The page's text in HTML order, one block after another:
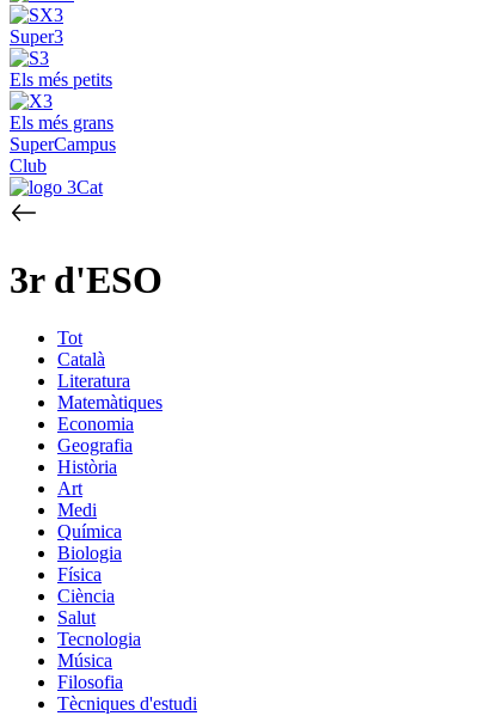
Super3
Els més petits
Els més grans
SuperCampus
Club
3r d'ESO
Tot
Català
Literatura
Matemàtiques
Economia
Geografia
Història
Art
Medi
Química
Biologia
Física
Ciència
Salut
Tecnologia
Música
Filosofia
Tècniques d'estudi